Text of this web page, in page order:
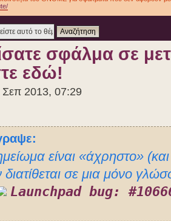
σφάλμα σε
εδώ!
Σεπ 2013, 07:29
είναι «άχρηστο»
διατίθεται σε μια μόνο
Launchpad bug: